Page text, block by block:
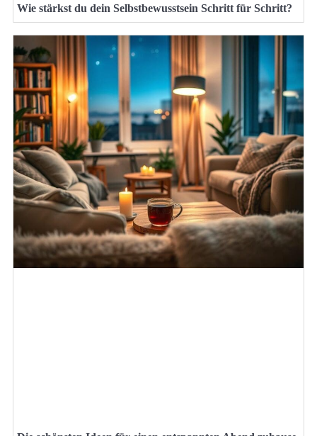
Wie stärkst du dein Selbstbewusstsein Schritt für Schritt?